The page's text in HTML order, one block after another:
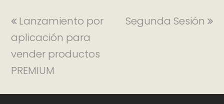
Lanzamiento por
aplicación para
vender productos
PREMIUM
Segunda Sesión